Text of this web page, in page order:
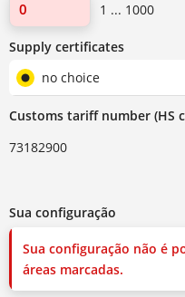
1 ... 1000
Supply certificates
no choice
Customs tariff number (HS
73182900
Sua configuração
Sua configuração não é
áreas marcadas.